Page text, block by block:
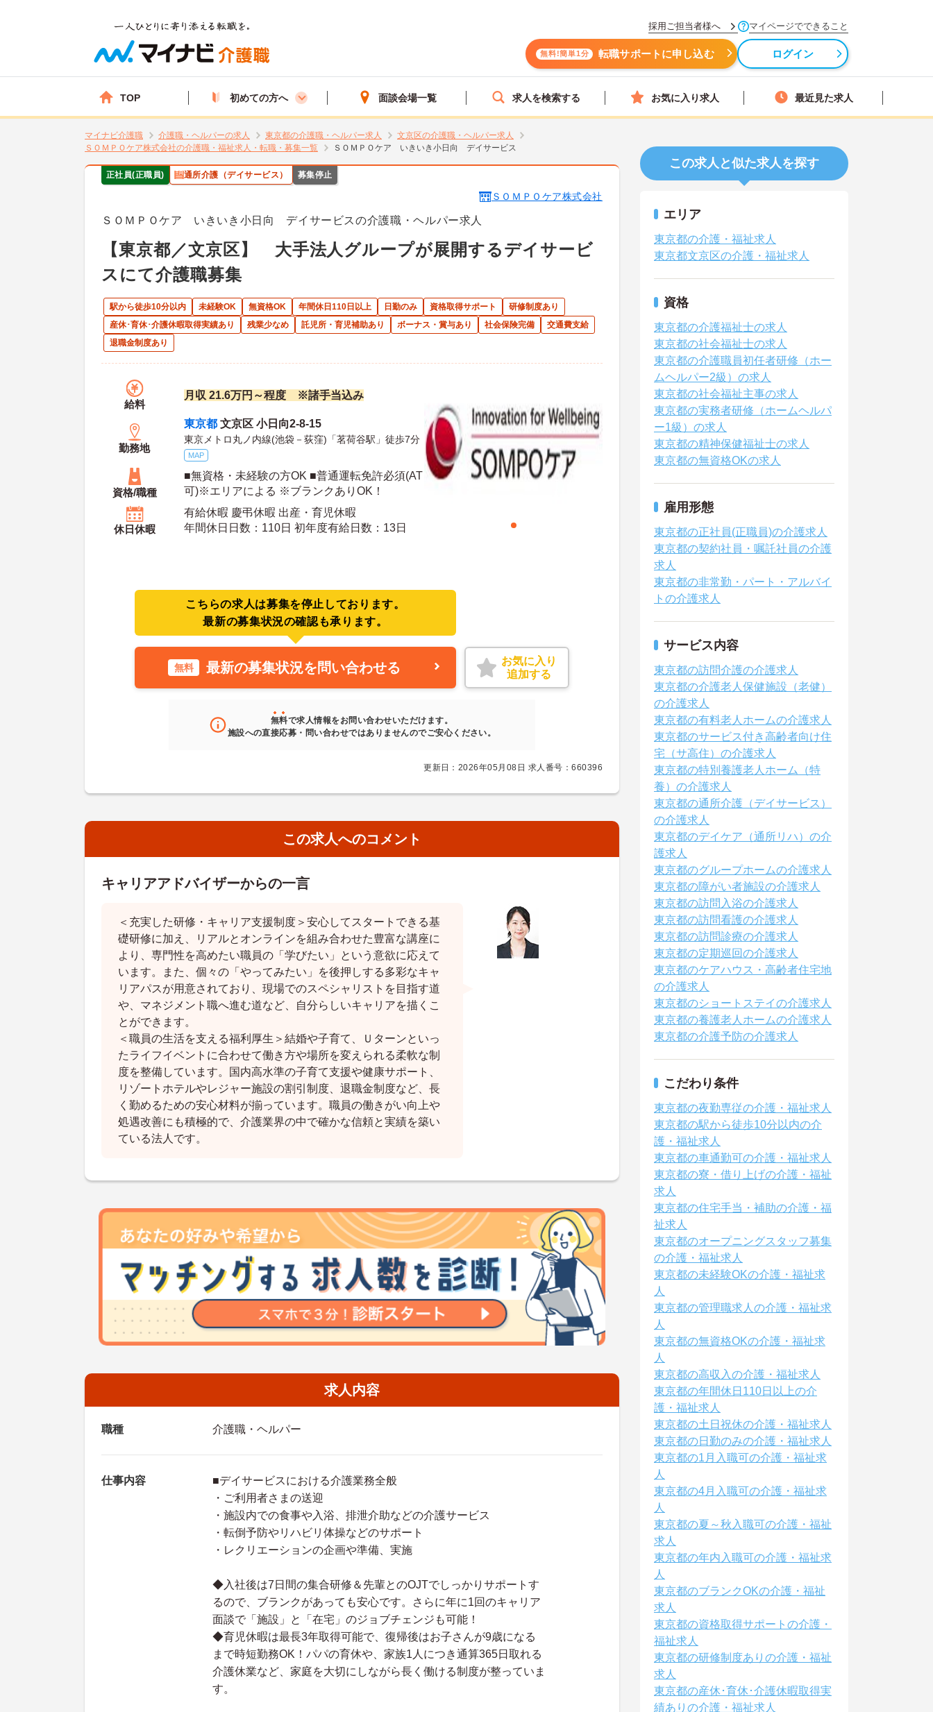
採用ご担当者様へ マイページでできること
無料!簡単1分 転職サポートに申し込む ログイン
TOP 初めての方へ 面談会場一覧 求人を検索する お気に入り求人 最近見た求人
マイナビ介護職 介護職・ヘルパーの求人 東京都の介護職・ヘルパー求人
文京区の介護職・ヘルパー求人
ＳＯＭＰＯケア株式会社の介護職・福祉求人・転職・募集一覧
ＳＯＭＰＯケア いきいき小日向 デイサービス
正社員(正職員) 通所介護（デイサービス） 募集停止
ＳＯＭＰＯケア株式会社
ＳＯＭＰＯケア いきいき小日向 デイサービスの介護職・ヘルパー求人
【東京都／文京区】 大手法人グループが展開するデイサービ
スにて介護職募集
駅から徒歩10分以内 未経験OK 無資格OK 年間休日110日以上 日勤のみ 資格取得サポート
研修制度あり
産休･育休･介護休暇取得実績あり
残業少なめ 託児所・育児補助あり ボーナス・賞与あり 社会保険完備
交通費支給
退職金制度あり
給料
月収 21.6万円～程度 ※諸手当込み
勤務地
東京都 文京区 小日向2-8-15
東京メトロ丸ノ内線(池袋－荻窪)「茗荷谷駅」徒歩7分
MAP
資格/職種
■無資格・未経験の方OK ■普通運転免許必須(AT
可)※エリアによる ※ブランクありOK！
休日休暇
有給休暇 慶弔休暇 出産・育児休暇
年間休日日数：110日 初年度有給日数：13日
こちらの求人は募集を停止しております。
最新の募集状況の確認も承ります。
無料 最新の募集状況を問い合わせる
お気に入り
追加する
無料で求人情報をお問い合わせいただけます。
施設への直接応募・問い合わせではありませんのでご安心ください。
更新日：2026年05月08日 求人番号：660396
この求人へのコメント
キャリアアドバイザーからの一言
＜充実した研修・キャリア支援制度＞安心してスタートできる基
礎研修に加え、リアルとオンラインを組み合わせた豊富な講座に
より、専門性を高めたい職員の「学びたい」という意欲に応えて
います。また、個々の「やってみたい」を後押しする多彩なキャ
リアパスが用意されており、現場でのスペシャリストを目指す道
や、マネジメント職へ進む道など、自分らしいキャリアを描くこ
とができます。
＜職員の生活を支える福利厚生＞結婚や子育て、Ｕターンといっ
たライフイベントに合わせて働き方や場所を変えられる柔軟な制
度を整備しています。国内高水準の子育て支援や健康サポート、
リゾートホテルやレジャー施設の割引制度、退職金制度など、長
く勤めるための安心材料が揃っています。職員の働きがい向上や
処遇改善にも積極的で、介護業界の中で確かな信頼と実績を築い
ている法人です。
求人内容
職種 介護職・ヘルパー
仕事内容
■デイサービスにおける介護業務全般
・ご利用者さまの送迎
・施設内での食事や入浴、排泄介助などの介護サービス
・転倒予防やリハビリ体操などのサポート
・レクリエーションの企画や準備、実施
◆入社後は7日間の集合研修＆先輩とのOJTでしっかりサポートす
るので、ブランクがあっても安心です。さらに年に1回のキャリア
面談で「施設」と「在宅」のジョブチェンジも可能！
◆育児休暇は最長3年取得可能で、復帰後はお子さんが9歳になる
まで時短勤務OK！パパの育休や、家族1人につき通算365日取れる
介護休業など、家庭を大切にしながら長く働ける制度が整っていま
す。
この求人と似た求人を探す
エリア
東京都の介護・福祉求人
東京都文京区の介護・福祉求人
資格
東京都の介護福祉士の求人
東京都の社会福祉士の求人
東京都の介護職員初任者研修（ホー
ムヘルパー2級）の求人
東京都の社会福祉主事の求人
東京都の実務者研修（ホームヘルパ
ー1級）の求人
東京都の精神保健福祉士の求人
東京都の無資格OKの求人
雇用形態
東京都の正社員(正職員)の介護求人
東京都の契約社員・嘱託社員の介護
求人
東京都の非常勤・パート・アルバイ
トの介護求人
サービス内容
東京都の訪問介護の介護求人
東京都の介護老人保健施設（老健）
の介護求人
東京都の有料老人ホームの介護求人
東京都のサービス付き高齢者向け住
宅（サ高住）の介護求人
東京都の特別養護老人ホーム（特
養）の介護求人
東京都の通所介護（デイサービス）
の介護求人
東京都のデイケア（通所リハ）の介
護求人
東京都のグループホームの介護求人
東京都の障がい者施設の介護求人
東京都の訪問入浴の介護求人
東京都の訪問看護の介護求人
東京都の訪問診療の介護求人
東京都の定期巡回の介護求人
東京都のケアハウス・高齢者住宅地
の介護求人
東京都のショートステイの介護求人
東京都の養護老人ホームの介護求人
東京都の介護予防の介護求人
こだわり条件
東京都の夜勤専従の介護・福祉求人
東京都の駅から徒歩10分以内の介
護・福祉求人
東京都の車通勤可の介護・福祉求人
東京都の寮・借り上げの介護・福祉
求人
東京都の住宅手当・補助の介護・福
祉求人
東京都のオープニングスタッフ募集
の介護・福祉求人
東京都の未経験OKの介護・福祉求
人
東京都の管理職求人の介護・福祉求
人
東京都の無資格OKの介護・福祉求
人
東京都の高収入の介護・福祉求人
東京都の年間休日110日以上の介
護・福祉求人
東京都の土日祝休の介護・福祉求人
東京都の日勤のみの介護・福祉求人
東京都の1月入職可の介護・福祉求
人
東京都の4月入職可の介護・福祉求
人
東京都の夏～秋入職可の介護・福祉
求人
東京都の年内入職可の介護・福祉求
人
東京都のブランクOKの介護・福祉
求人
東京都の資格取得サポートの介護・
福祉求人
東京都の研修制度ありの介護・福祉
求人
東京都の産休･育休･介護休暇取得実
績ありの介護・福祉求人